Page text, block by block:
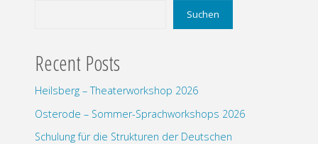
Suchen
Recent Posts
Heilsberg – Theaterworkshop 2026
Osterode – Sommer-Sprachworkshops 2026
Schulung für die Strukturen der Deutschen